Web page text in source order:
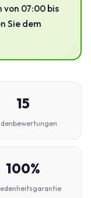
07:00 bis
Sie dem
15
100%